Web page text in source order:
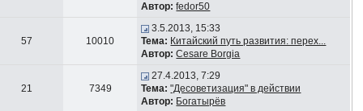
Автор: fedor50
57 10010
3.5.2013, 15:33
Тема: Китайский путь развития: перех...
Автор: Cesare Borgia
21 7349
27.4.2013, 7:29
Тема: "Десоветизация" в действии
Автор: Богатырёв